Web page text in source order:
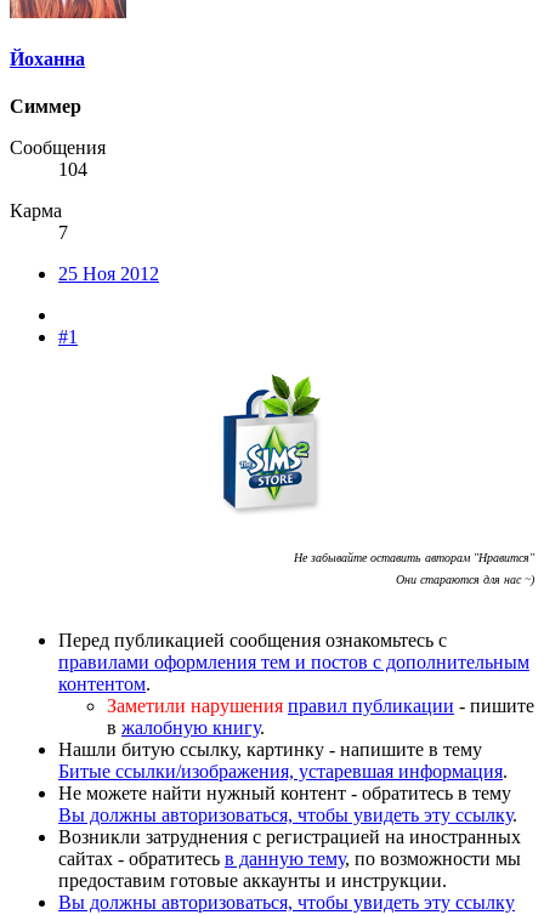
Йоханна
Симмер
Сообщения
104
Карма
7
25 Ноя 2012
#1
Не забывайте оставить авторам "Нравится"
Они стараются для нас ~)
Перед публикацией сообщения ознакомьтесь с
правилами оформления тем и постов с дополнительным
контентом.
Заметили нарушения правил публикации - пишите
в жалобную книгу.
Нашли битую ссылку, картинку - напишите в тему
Битые ссылки/изображения, устаревшая информация.
Не можете найти нужный контент - обратитесь в тему
Вы должны авторизоваться, чтобы увидеть эту ссылку.
Возникли затруднения с регистрацией на иностранных
сайтах - обратитесь в данную тему, по возможности мы
предоставим готовые аккаунты и инструкции.
Вы должны авторизоваться, чтобы увидеть эту ссылку